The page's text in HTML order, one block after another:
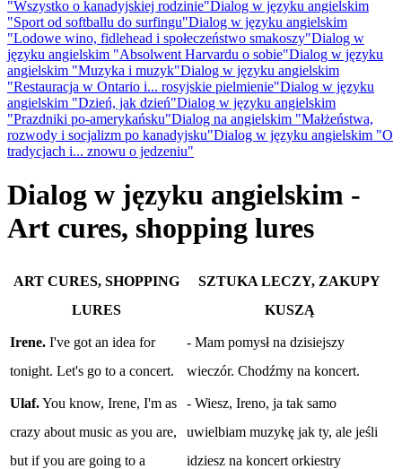
"Wszystko o kanadyjskiej rodzinie"Dialog w języku angielskim
"Sport od softballu do surfingu"Dialog w języku angielskim
"Lodowe wino, fidlehead i społeczeństwo smakoszy"Dialog w
języku angielskim "Absolwent Harvardu o sobie"Dialog w języku
angielskim "Muzyka i muzyk"Dialog w języku angielskim
"Restauracja w Ontario i... rosyjskie pielmienie"Dialog w języku
angielskim "Dzień, jak dzień"Dialog w języku angielskim
"Prazdniki po-amerykańsku"Dialog na angielskim "Małżeństwa,
rozwody i socjalizm po kanadyjsku"Dialog w języku angielskim "O
tradycjach i... znowu o jedzeniu"
Dialog w języku angielskim -
Art cures, shopping lures
ART CURES, SHOPPING
LURES
SZTUKA LECZY, ZAKUPY
KUSZĄ
Irene. I've got an idea for
tonight. Let's go to a concert.
- Mam pomysł na dzisiejszy
wieczór. Chodźmy na koncert.
Ulaf.You know, Irene, I'm as
crazy about music as you are,
but if you are going to a
- Wiesz, Ireno, ja tak samo
uwielbiam muzykę jak ty, ale jeśli
idziesz na koncert orkiestry